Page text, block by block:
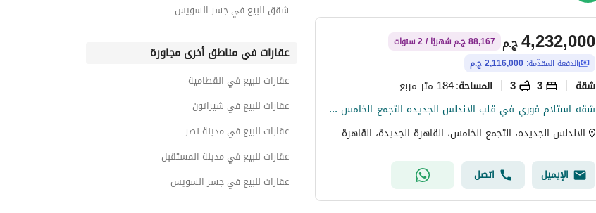
ج.م4,232,000
88,167 ج.م شهريًا / 2 سنوات
الدفعة المقدّمة: 2,116,000 ج.م
شقة 3
3 المساحة:184 متر مربع
شقه استلام فوري في قلب الاندلس الجديده التجمع الخامس مساحه 184 متر بسعر ممتاز اقراء البتفاصيل وكلمني في اي وقت مستني اي ؟
الاندلس الجديده، التجمع الخامس، القاهرة الجديدة، القاهرة
الإيميل اتصل
شقق للبيع في جسر السويس
عقارات في مناطق أخرى مجاورة
عقارات للبيع في القطامية
عقارات للبيع في شيراتون
عقارات للبيع في مدينة نصر
عقارات للبيع في مدينة المستقبل
عقارات للبيع في جسر السويس